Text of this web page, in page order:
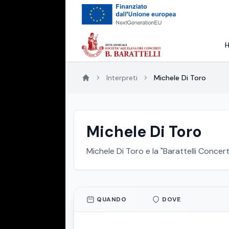
Interpreti Michele Di Toro
Michele Di Toro
Michele Di Toro e la "Barattelli
QUANDO DOVE